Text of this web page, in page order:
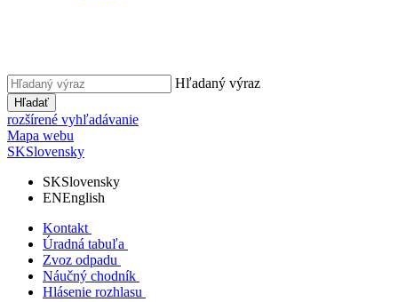
Hľadaný výraz
Hľadať
rozšírené vyhľadávanie
Mapa webu
SKSlovensky
SKSlovensky
ENEnglish
Kontakt
Úradná tabuľa
Zvoz odpadu
Náučný chodník
Hlásenie rozhlasu